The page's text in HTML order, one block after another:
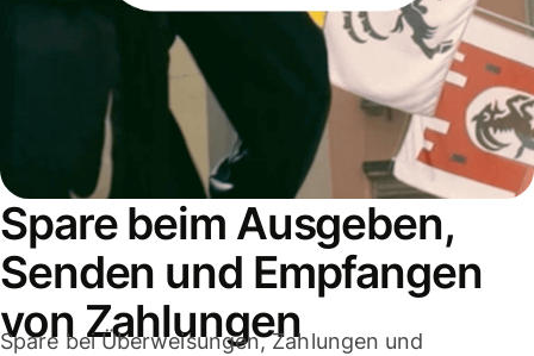
Spare beim Ausgeben,
Senden und Empfangen
von Zahlungen
Spare bei Überweisungen, Zahlungen und